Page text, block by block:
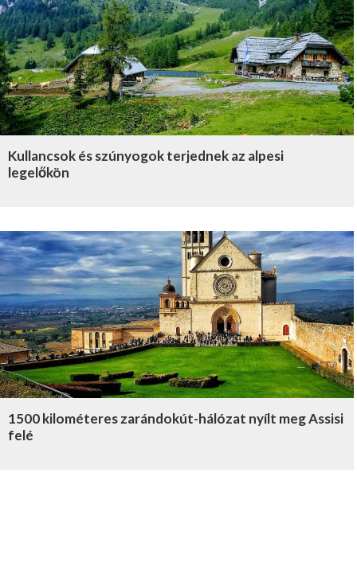
Kullancsok és szúnyogok terjednek az alpesi
legelőkön
1500 kilométeres zarándokút-hálózat nyílt meg Assisi
felé